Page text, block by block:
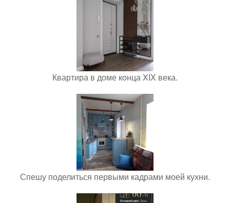
Квартира в доме конца XIX века.
Спешу поделиться первыми кадрами моей кухни.